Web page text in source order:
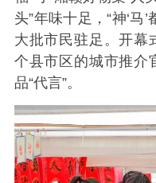
头”年味十足，“神‘马
大批市民驻足。开幕
个县市区的城市推介
品“代言”。